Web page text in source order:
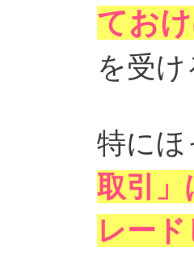
てお
を受
特にほ
取引」
レー